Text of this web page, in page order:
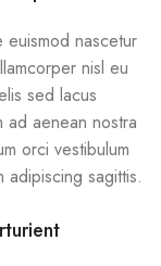
euismod nascetur
nisl eu
sed lacus
ad aenean nostra
orci vestibulum
sagittis.